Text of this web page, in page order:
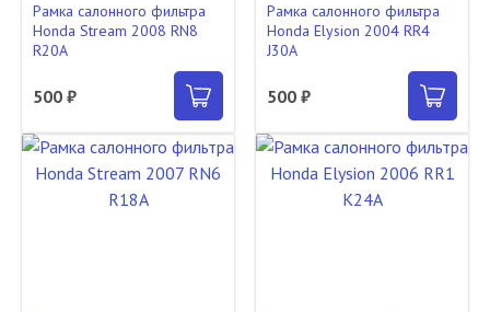
Рамка салонного фильтра
Honda Stream 2008 RN8
R20A
500 ₽
Рамка салонного фильтра
Honda Elysion 2004 RR4
J30A
500 ₽